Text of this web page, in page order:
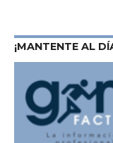
¡MANTENTE AL